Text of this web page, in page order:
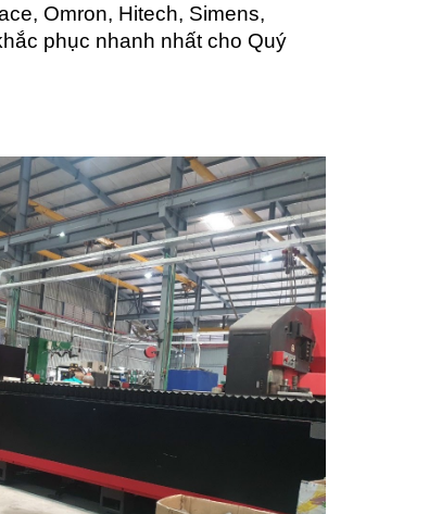
Omron, Hitech, Simens,
phục nhanh nhất cho Quý